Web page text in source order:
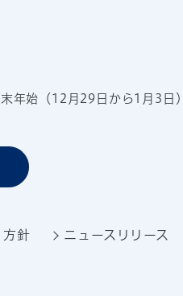
年始（12月29日から1月3日）
方針 ニュースリリース